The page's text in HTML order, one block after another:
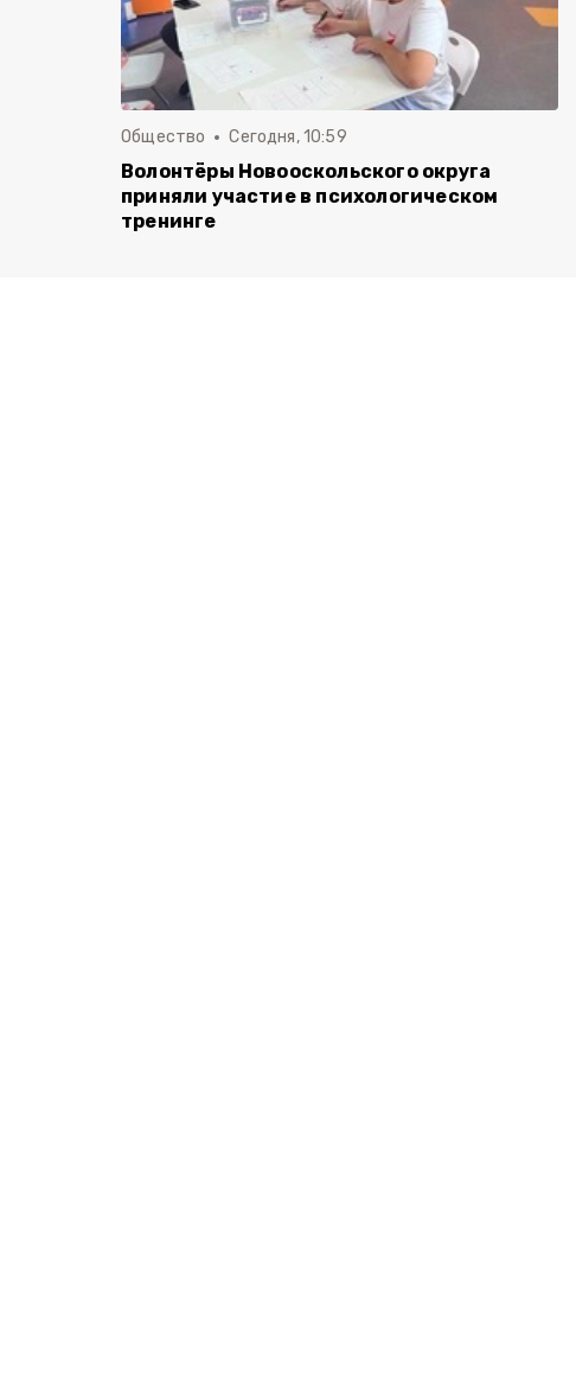
Общество Сегодня, 10:59
Волонтёры Новооскольского округа
приняли участие в психологическом
тренинге